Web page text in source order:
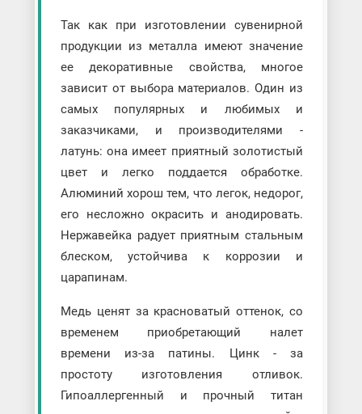
Так как при изготовлении сувенирной
продукции из металла имеют значение
ее декоративные свойства, многое
зависит от выбора материалов. Один из
самых популярных и любимых и
заказчиками, и производителями -
латунь: она имеет приятный золотистый
цвет и легко поддается обработке.
Алюминий хорош тем, что легок, недорог,
его несложно окрасить и анодировать.
Нержавейка радует приятным стальным
блеском, устойчива к коррозии и
царапинам.
Медь ценят за красноватый оттенок, со
временем приобретающий налет
времени из-за патины. Цинк - за
простоту изготовления отливок.
Гипоаллергенный и прочный титан